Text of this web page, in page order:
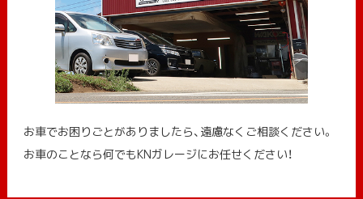
お車でお困りごとがありましたら、遠慮なくご相談ください。
お車のことなら何でもKNガレージにお任せください！